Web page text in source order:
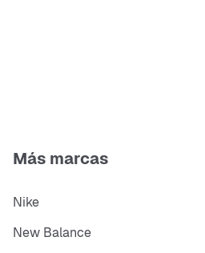
Más marcas
Nike
New Balance